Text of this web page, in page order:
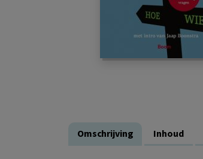
Omschrijving Inhoud